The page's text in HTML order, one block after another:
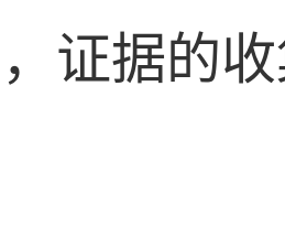
证据的